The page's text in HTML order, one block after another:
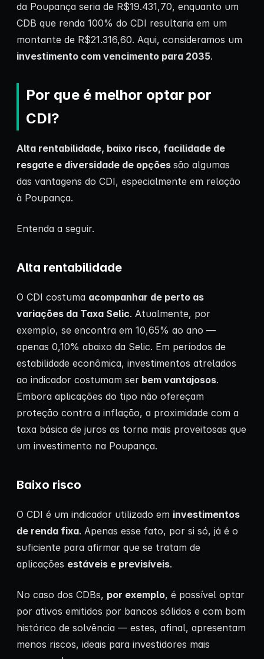
da Poupança seria de R$19.431,70, enquanto um
CDB que renda 100% do CDI resultaria em um
montante de R$21.316,60. Aqui, consideramos um
investimento com vencimento para 2035.
Por que é melhor optar por
CDI?
Alta rentabilidade, baixo risco, facilidade de
resgate e diversidade de opções são algumas
das vantagens do CDI, especialmente em relação
à Poupança.
Entenda a seguir.
Alta rentabilidade
O CDI costuma acompanhar de perto as
variações da Taxa Selic. Atualmente, por
exemplo, se encontra em 10,65% ao ano —
apenas 0,10% abaixo da Selic. Em períodos de
estabilidade econômica, investimentos atrelados
ao indicador costumam ser bem vantajosos.
Embora aplicações do tipo não ofereçam
proteção contra a inflação, a proximidade com a
taxa básica de juros as torna mais proveitosas que
um investimento na Poupança.
Baixo risco
O CDI é um indicador utilizado em investimentos
de renda fixa. Apenas esse fato, por si só, já é o
suficiente para afirmar que se tratam de
aplicações estáveis e previsíveis.
No caso dos CDBs, por exemplo, é possível optar
por ativos emitidos por bancos sólidos e com bom
histórico de solvência — estes, afinal, apresentam
menos riscos, ideais para investidores mais